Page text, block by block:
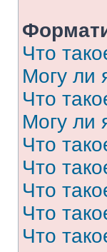
Что
Могу ли
Что
Могу ли
Что
Что
Что
Что
Что